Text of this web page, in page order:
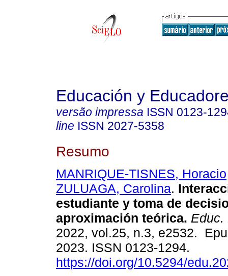
Educación y
versão impressa ISSN 0123-
line ISSN 2027-5358
Resumo
MANRIQUE-TISNES, Horacio
ZULUAGA, Carolina.
estudiante y toma de
aproximación teórica. Educ.
2022, vol.25, n.3, e2532.
2023. ISSN 0123-1294.
https://doi.org/10.5294/